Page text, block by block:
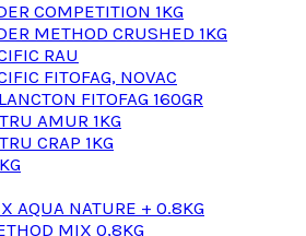
COMPETITION 1KG
METHOD CRUSHED 1KG
RAU
FITOFAG, NOVAC
FITOFAG 160GR
AMUR 1KG
CRAP 1KG
AQUA NATURE + 0.8KG
MIX 0,8KG